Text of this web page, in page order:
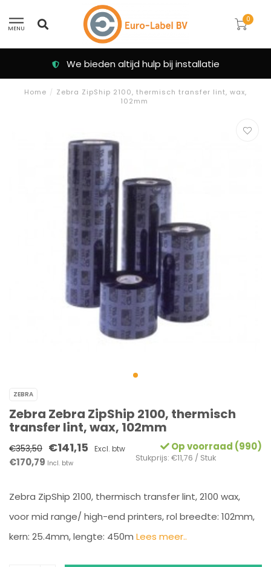
MENU
0
We bieden altijd hulp bij installatie
Home / Zebra ZipShip 2100, thermisch transfer lint, wax,
102mm
ZEBRA
Zebra Zebra ZipShip 2100, thermisch
transfer lint, wax, 102mm
€353,50 €141,15 Excl. btw
€170,79 Incl. btw
Op voorraad (990)
Stukprijs: €11,76 / Stuk
Zebra ZipShip 2100, thermisch transfer lint, 2100 wax,
voor mid range/ high-end printers, rol breedte: 102mm,
kern: 25.4mm, lengte: 450m Lees meer..